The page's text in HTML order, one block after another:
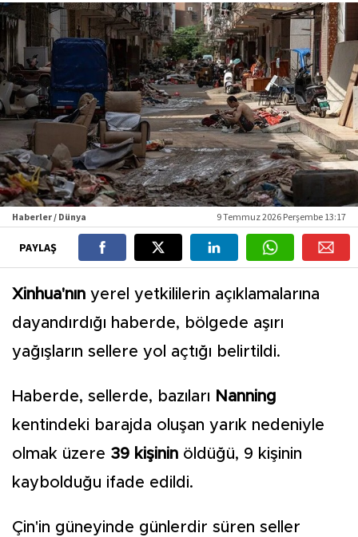
Haberler / Dünya 9 Temmuz 2026 Perşembe 13:17
PAYLAŞ
Xinhua'nın yerel yetkililerin açıklamalarına
dayandırdığı haberde, bölgede aşırı
yağışların sellere yol açtığı belirtildi.
Haberde, sellerde, bazıları Nanning
kentindeki barajda oluşan yarık nedeniyle
olmak üzere 39 kişinin öldüğü, 9 kişinin
kaybolduğu ifade edildi.
Çin'in güneyinde günlerdir süren seller